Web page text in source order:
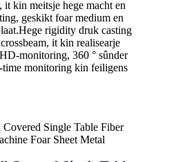
it kin meitsje hege macht en
geskikt foar medium en
rigidity druk casting
it kin realisearje
monitoring, 360 ° sûnder
time monitoring kin feiligens